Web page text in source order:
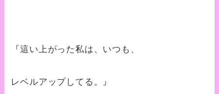
『這い上がった私は、いつも、
レベルアップしてる。』